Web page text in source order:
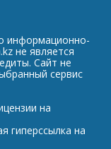
информационно-
не является
Сайт не
сервис
на
гиперссылка на